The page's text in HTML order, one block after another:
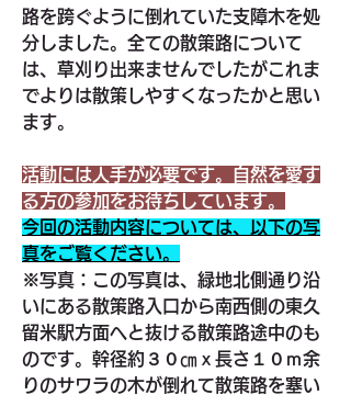
路を跨ぐように倒れていた支障木を処
分しました。全ての散策路について
は、草刈り出来ませんでしたがこれま
でよりは散策しやすくなったかと思い
ます。
活動には人手が必要です。自然を愛す
る方の参加をお待ちしています。
今回の活動内容については、以下の写
真をご覧ください。
※写真：この写真は、緑地北側通り沿
いにある散策路入口から南西側の東久
留米駅方面へと抜ける散策路途中のも
のです。幹径約３０㎝ｘ長さ１０ｍ余
りのサワラの木が倒れて散策路を塞い